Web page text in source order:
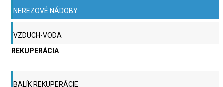
NEREZOVÉ NÁDOBY
VZDUCH-VODA
REKUPERÁCIA
BALÍK REKUPERÁCIE